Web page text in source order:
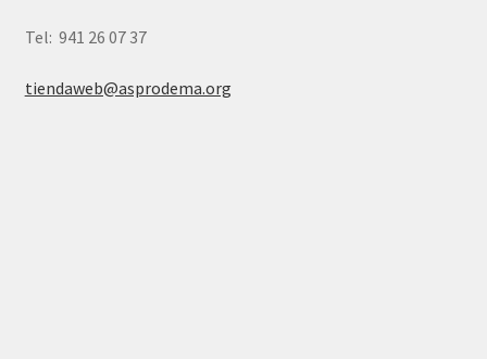
Tel: 941 26 07 37
tiendaweb@asprodema.org